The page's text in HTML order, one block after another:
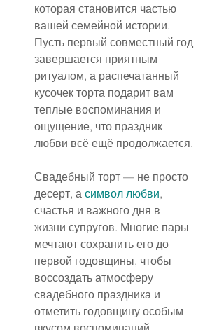
которая становится частью
вашей семейной истории.
Пусть первый совместный год
завершается приятным
ритуалом, а распечатанный
кусочек торта подарит вам
теплые воспоминания и
ощущение, что праздник
любви всё ещё продолжается.
Свадебный торт — не просто
десерт, а символ любви,
счастья и важного дня в
жизни супругов. Многие пары
мечтают сохранить его до
первой годовщины, чтобы
воссоздать атмосферу
свадебного праздника и
отметить годовщину особым